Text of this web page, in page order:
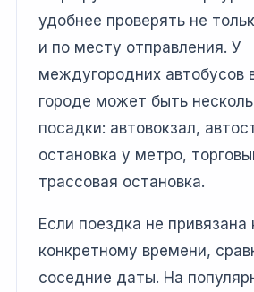
удобнее проверять не
и по месту отправления. У
междугородних автобусов
городе может быть
посадки: автовокзал,
остановка у метро,
трассовая остановка.
Если поездка не привязана
конкретному времени,
соседние даты. На